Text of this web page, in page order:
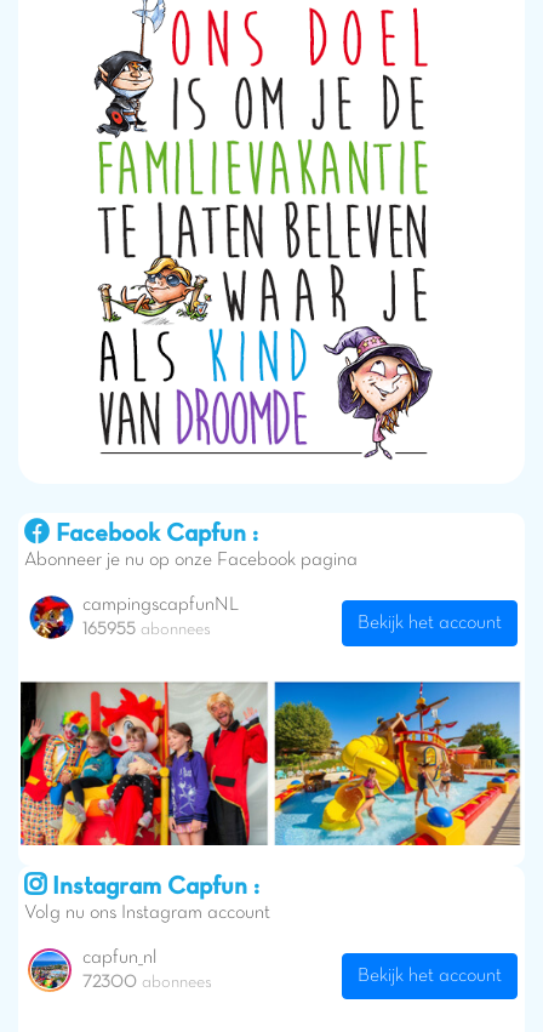
Facebook Capfun :
Abonneer je nu op onze Facebook pagina
campingscapfunNL
165955 abonnees Bekijk het account
Instagram Capfun :
Volg nu ons Instagram account
capfun_nl
72300 abonnees Bekijk het account